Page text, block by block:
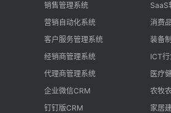
销售管理系统
营销自动化系统
客户服务管理系统
经销商管理系统
代理商管理系统
企业微信CRM
钉钉版CRM
SaaS
消费品
装备
ICT
医疗
农牧
家居